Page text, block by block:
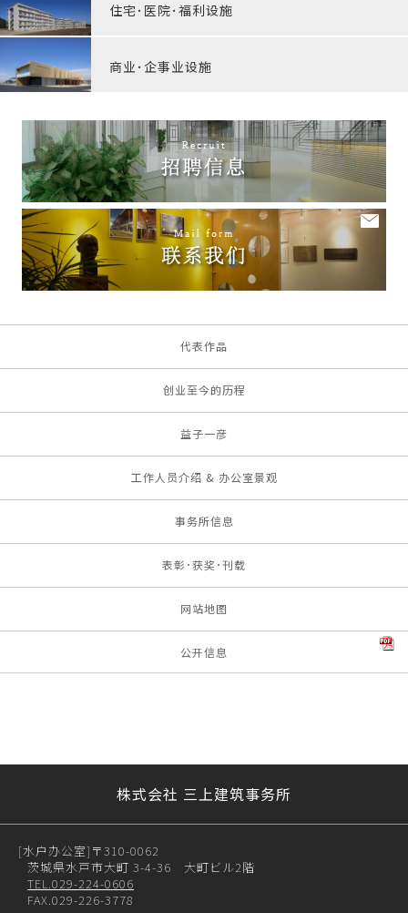
住宅･医院･福利设施
商业･企事业设施
代表作品
创业至今的历程
益子一彦
工作人员介绍 & 办公室景观
事务所信息
表彰･获奖･刊载
网站地图
公开信息
株式会社 三上建筑事务所
[水户办公室] 〒310-0062
茨城県水戸市大町 3-4-36 大町ビル2階
TEL.029-224-0606
FAX.029-226-3778